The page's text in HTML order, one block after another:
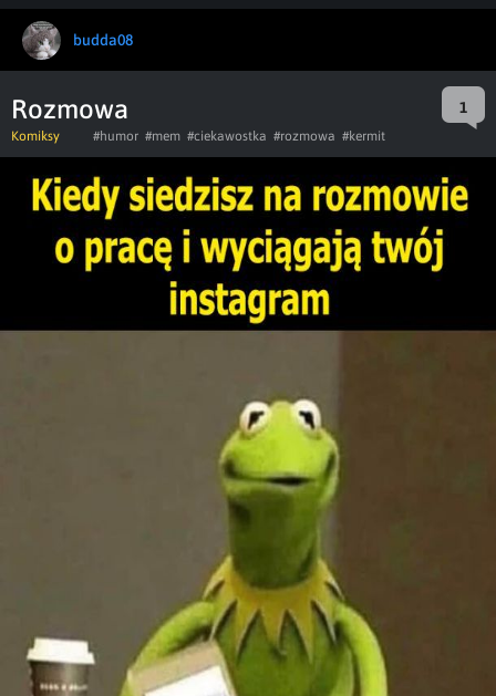
budda08
Rozmowa 1
Komiksy #humor #mem #ciekawostka #rozmowa #kermit